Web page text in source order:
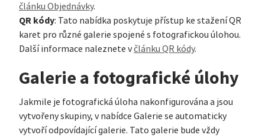
článku Objednávky.
QR kódy: Tato nabídka poskytuje přístup ke stažení QR
karet pro různé galerie spojené s fotografickou úlohou.
Další informace naleznete včlánku QR kódy.
Galerie a fotografické úlohy
Jakmile je fotografická úloha nakonfigurována a jsou
vytvořeny skupiny, v nabídce Galerie se automaticky
vytvoří odpovídající galerie. Tato galerie bude vždy